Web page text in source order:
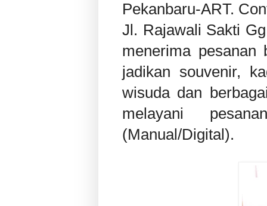
Pekanbaru-ART.
Jl. Rajawali Sakti
menerima pesanan
jadikan souvenir,
wisuda dan
melayani
(Manual/Digital).